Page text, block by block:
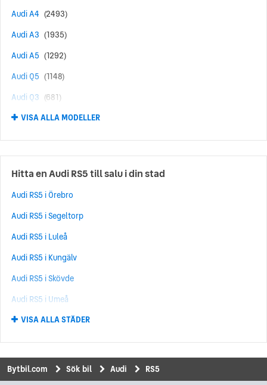
Audi A4 (2493)
Audi A3 (1935)
Audi A5 (1292)
Audi Q5 (1148)
Audi Q3 (681)
Audi Q7 (572)
Audi A1 (490)
Audi Q8 (399)
Audi RS6 (368)
Audi A7 (309)
Audi E-Tron (275)
Audi Q2 (220)
Audi Q4 (219)
Audi RS3 (207)
Audi R8
(190)
Audi A8 (124)
VISA ALLA MODELLER
Hitta en Audi RS5 till salu i din stad
Audi RS5 i Örebro
Audi RS5 i Segeltorp
Audi RS5 i Luleå
Audi RS5 i Kungälv
Audi RS5 i Skövde
Audi RS5 i Umeå
Audi RS5 i Norrköping
Audi RS5 i Upplands Väsby
VISA ALLA STÄDER
Bytbil.com Sök bil Audi RS5